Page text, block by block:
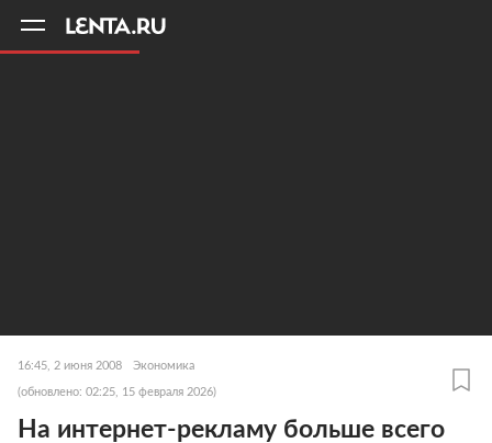
16:45, 2 июня 2008 Экономика
(обновлено: 02:25, 15 февраля 2026)
На интернет-рекламу больше всего